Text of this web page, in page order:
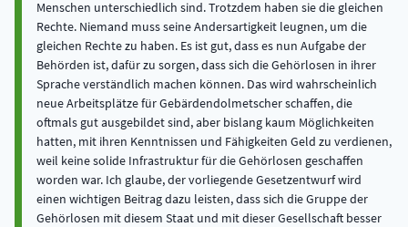
Menschen unterschiedlich sind. Trotzdem haben sie die gleichen
Rechte. Niemand muss seine Andersartigkeit leugnen, um die
gleichen Rechte zu haben. Es ist gut, dass es nun Aufgabe der
Behörden ist, dafür zu sorgen, dass sich die Gehörlosen in ihrer
Sprache verständlich machen können. Das wird wahrscheinlich
neue Arbeitsplätze für Gebärdendolmetscher schaffen, die
oftmals gut ausgebildet sind, aber bislang kaum Möglichkeiten
hatten, mit ihren Kenntnissen und Fähigkeiten Geld zu verdienen,
weil keine solide Infrastruktur für die Gehörlosen geschaffen
worden war. Ich glaube, der vorliegende Gesetzentwurf wird
einen wichtigen Beitrag dazu leisten, dass sich die Gruppe der
Gehörlosen mit diesem Staat und mit dieser Gesellschaft besser